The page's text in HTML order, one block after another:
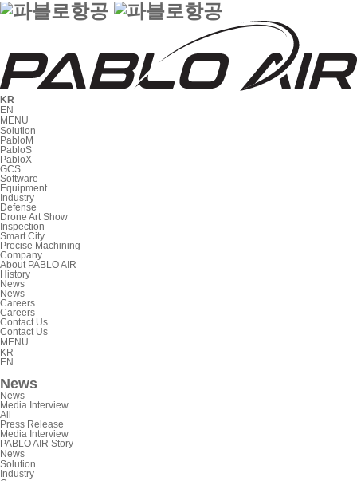
KR
EN
MENU
Solution
PabloM
PabloS
PabloX
GCS
Software
Equipment
Industry
Defense
Drone Art Show
Inspection
Smart City
Precise Machining
Company
About PABLO AIR
History
News
News
Careers
Careers
Contact Us
Contact Us
MENU
KR
EN
News
News
Media Interview
All
Press Release
Media Interview
PABLO AIR Story
News
Solution
Industry